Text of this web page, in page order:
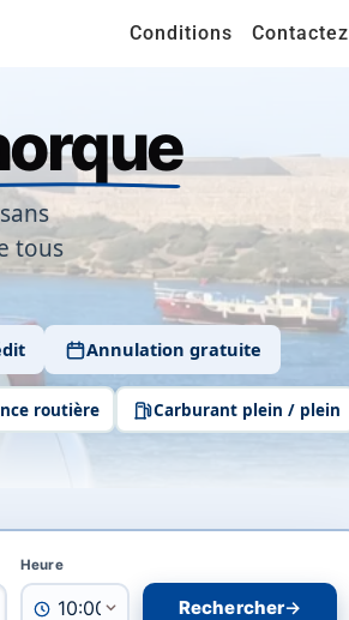
Conditions Contactez
tous
Annulation gratuite
routière Carburant plein / plein
Heure
Rechercher